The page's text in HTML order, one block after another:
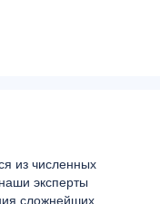
при
из численных
эксперты
сложнейших